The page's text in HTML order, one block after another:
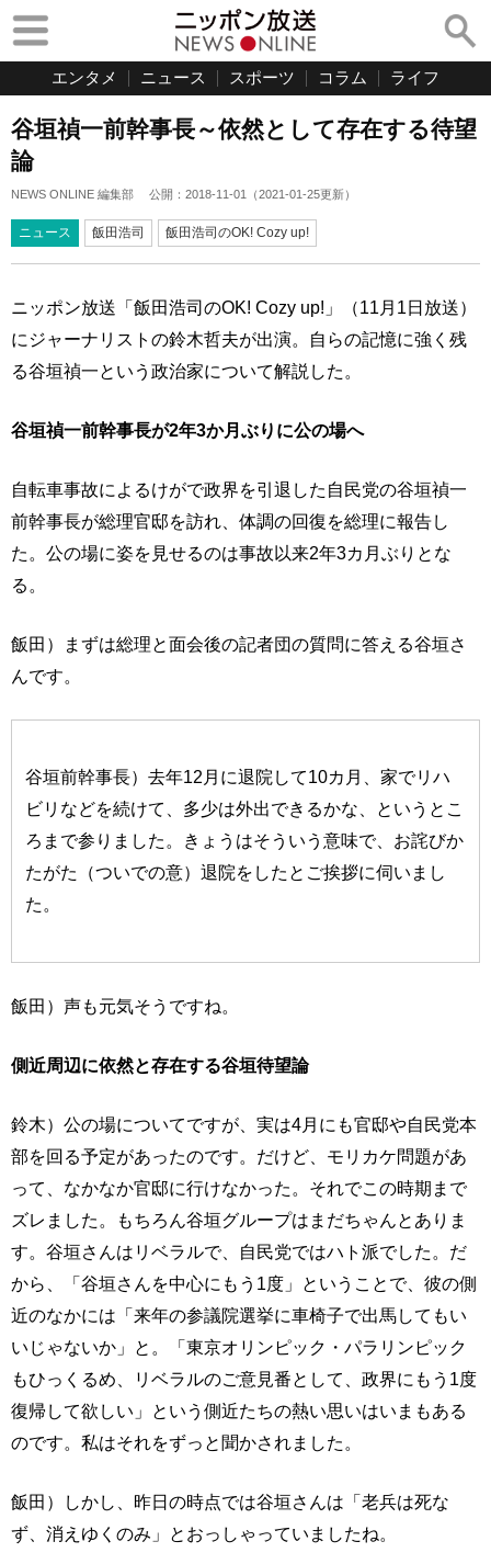
エンタメ ニュース スポーツ コラム ライフ
谷垣禎一前幹事長～依然として存在する待望
論
NEWS ONLINE 編集部 公開： 2018-11-01 （2021-01-25更新）
ニュース 飯田浩司 飯田浩司のOK! Cozy up!
ニッポン放送「飯田浩司のOK! Cozy up!」（11月1日放送）
にジャーナリストの鈴木哲夫が出演。自らの記憶に強く残
る谷垣禎一という政治家について解説した。
谷垣禎一前幹事長が2年3か月ぶりに公の場へ
自転車事故によるけがで政界を引退した自民党の谷垣禎一
前幹事長が総理官邸を訪れ、体調の回復を総理に報告し
た。公の場に姿を見せるのは事故以来2年3カ月ぶりとな
る。
飯田）まずは総理と面会後の記者団の質問に答える谷垣さ
んです。
谷垣前幹事長）去年12月に退院して10カ月、家でリハ
ビリなどを続けて、多少は外出できるかな、というとこ
ろまで参りました。きょうはそういう意味で、お詫びか
たがた（ついでの意）退院をしたとご挨拶に伺いまし
た。
飯田）声も元気そうですね。
側近周辺に依然と存在する谷垣待望論
鈴木）公の場についてですが、実は4月にも官邸や自民党本
部を回る予定があったのです。だけど、モリカケ問題があ
って、なかなか官邸に行けなかった。それでこの時期まで
ズレました。もちろん谷垣グループはまだちゃんとありま
す。谷垣さんはリベラルで、自民党ではハト派でした。だ
から、「谷垣さんを中心にもう1度」ということで、彼の側
近のなかには「来年の参議院選挙に車椅子で出馬してもい
いじゃないか」と。「東京オリンピック・パラリンピック
もひっくるめ、リベラルのご意見番として、政界にもう1度
復帰して欲しい」という側近たちの熱い思いはいまもある
のです。私はそれをずっと聞かされました。
飯田）しかし、昨日の時点では谷垣さんは「老兵は死な
ず、消えゆくのみ」とおっしゃっていましたね。